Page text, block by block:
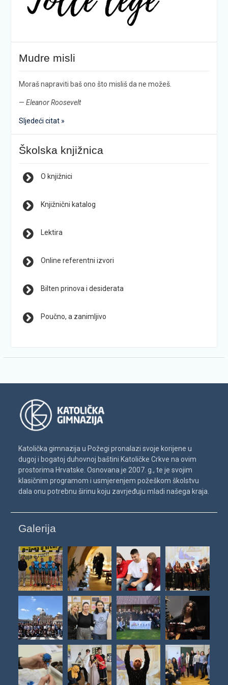
Mudre misli
Moraš napraviti baš ono što misliš da ne možeš.
— Eleanor Roosevelt
Sljedeći citat »
Školska knjižnica
O knjižnici
Knjižnični katalog
Lektira
Online referentni izvori
Bilten prinova i desiderata
Poučno, a zanimljivo
Katolička gimnazija u Požegi pronalazi svoje korijene u
dugoj i bogatoj duhovnoj baštini Katoličke Crkve na ovim
prostorima Hrvatske. Osnovana je 2007. g., te je svojim
klasičnim programom i usmjerenjem požeškom školstvu
dala onu potrebnu širinu koju zavrjeđuju mladi našega kraja.
Galerija